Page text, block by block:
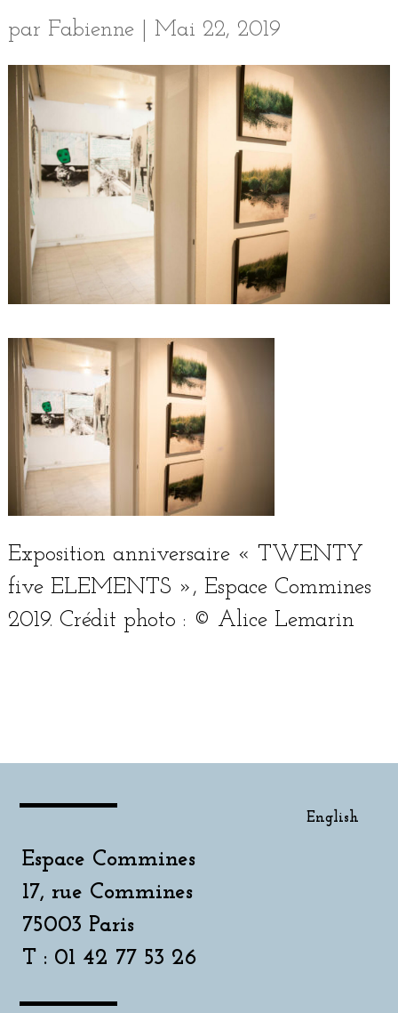
par Fabienne| Mai 22, 2019
Exposition anni­ver­saire « TWENTY
five ELEMENTS », Espace Commines
2019. Crédit pho­to : © Alice Lemarin
Espace Commines
17, rue Commines
75003 Paris
T : 01 42 77 53 26
English